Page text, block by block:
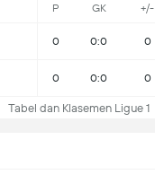
P GK +/-
0 0:0 0
0 0:0 0
Tabel dan Klasemen Ligue 1